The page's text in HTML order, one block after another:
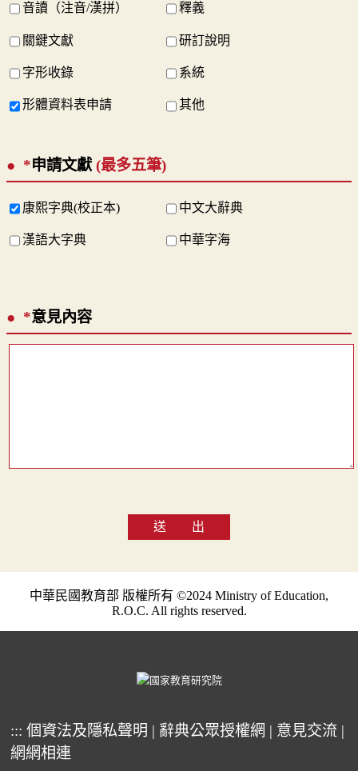
音讀（注音/漢拼） 釋義
關鍵文獻 研訂說明
字形收錄 系統
形體資料表申請 其他
*申請文獻 (最多五筆)
康熙字典(校正本) 中文大辭典
漢語大字典 中華字海
*意見內容
送 出
中華民國教育部 版權所有 ©2024 Ministry of Education,
R.O.C. All rights reserved.
::: 個資法及隱私聲明 | 辭典公眾授權網 | 意見交流 |
網網相連